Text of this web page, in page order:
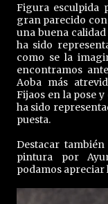
Figura esculpida
gran parecido
una buena
ha sido
como se la
encontramos
Aoba más
Fijaos en la pose
ha sido
puesta.
Destacar
pintura por
podamos apreciar